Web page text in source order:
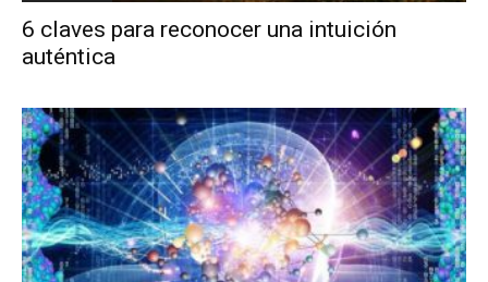
6 claves para reconocer una intuición
auténtica